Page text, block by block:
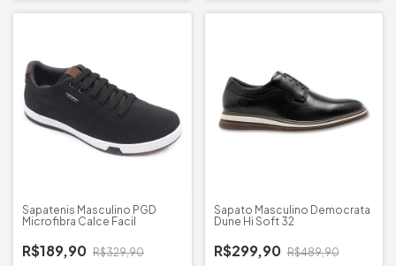
Sapatenis Masculino PGD
Microfibra Calce Facil
R$189,90 R$329,90
Sapato Masculino Democrata
Dune Hi Soft 32
R$299,90 R$489,90